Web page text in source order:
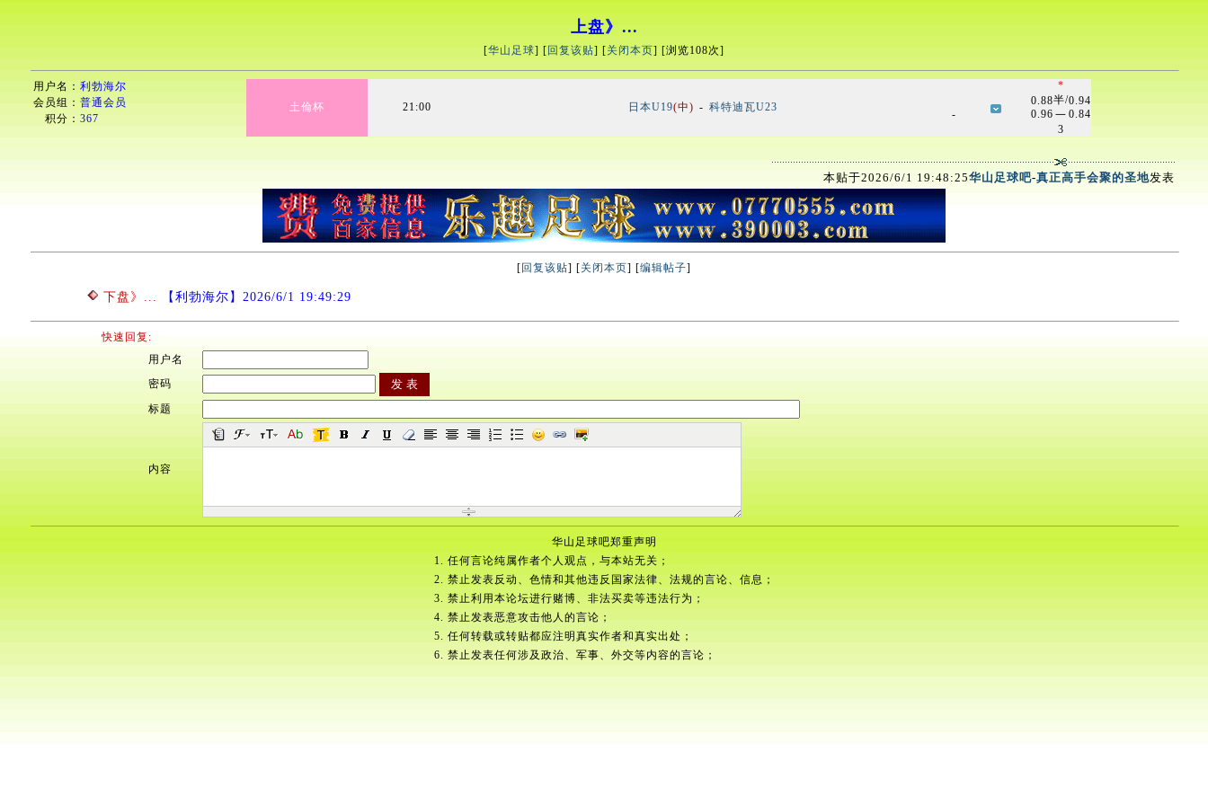
上盘》...
[华山足球] [ 回复该贴] [关闭本页] [浏览108次]
用户名： 利勃海尔
会员组： 普通会员
积分： 367
土倫杯 21:00 日本U19(中) - 科特迪瓦U23
-
0.88
0.96
*
半/
一
3
0.94
0.84
本贴于2026/6/1 19:48:25华山足球吧-真正高手会聚的圣地发表
[ 回复该贴] [关闭本页] [编辑帖子]
下盘》... 【利勃海尔】2026/6/1 19:49:29
快速回复:
用户名
密码
标题
内容
华山足球吧郑重声明
1. 任何言论纯属作者个人观点，与本站无关；
2. 禁止发表反动、色情和其他违反国家法律、法规的言论、信息；
3. 禁止利用本论坛进行赌博、非法买卖等违法行为；
4. 禁止发表恶意攻击他人的言论；
5. 任何转载或转贴都应注明真实作者和真实出处；
6. 禁止发表任何涉及政治、军事、外交等内容的言论；